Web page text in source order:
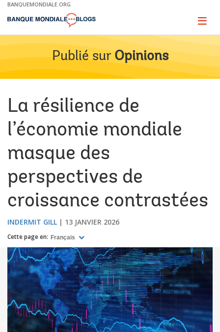
Skip
Main
BANQUEMONDIALE.ORG
Page
Publié sur Opinions
La résilience de
l’économie mondiale
masque des
perspectives de
croissance contrastées
INDERMIT GILL 13 JANVIER 2026
Cette page en: Français